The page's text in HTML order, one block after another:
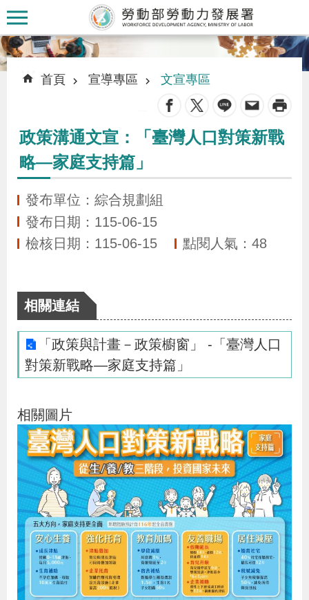
跳到主要內容區塊
認
識
署
訊
發
民
務
業
務
專
區
線
上
:::
::: 首頁 宣導專區 文宣專區
政策溝通文宣：「臺灣人口對策新戰
略—家庭支持篇」
發布單位：綜合規劃組
發布日期：115-06-15
檢核日期：115-06-15
點閱人氣：48
相關連結
「政策與計畫－政策櫥窗」 -「臺灣人口
對策新戰略—家庭支持篇」
相關圖片